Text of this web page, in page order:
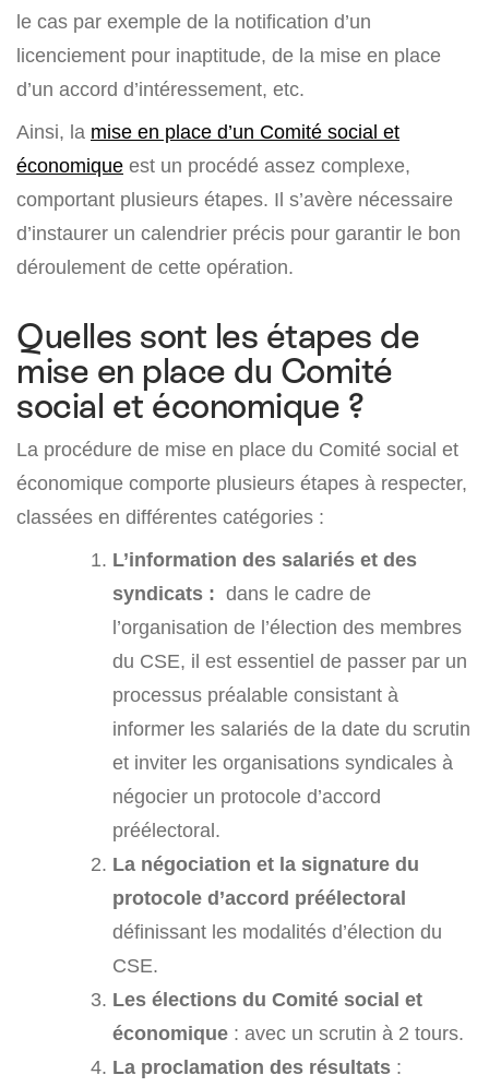
le cas par exemple de la notification d’un
licenciement pour inaptitude, de la mise en place
d’un accord d’intéressement, etc.
Ainsi, la mise en place d’un Comité social et
économique est un procédé assez complexe,
comportant plusieurs étapes. Il s’avère nécessaire
d’instaurer un calendrier précis pour garantir le bon
déroulement de cette opération.
Quelles sont les étapes de
mise en place du Comité
social et économique ?
La procédure de mise en place du Comité social et
économique comporte plusieurs étapes à respecter,
classées en différentes catégories :
L’information des salariés et des
syndicats : dans le cadre de
l’organisation de l’élection des membres
du CSE, il est essentiel de passer par un
processus préalable consistant à
informer les salariés de la date du scrutin
et inviter les organisations syndicales à
négocier un protocole d’accord
préélectoral.
La négociation et la signature du
protocole d’accord préélectoral
définissant les modalités d’élection du
CSE.
Les élections du Comité social et
économique : avec un scrutin à 2 tours.
La proclamation des résultats :